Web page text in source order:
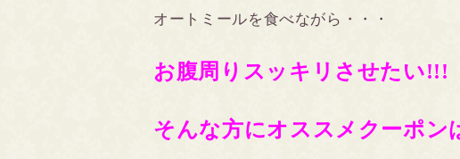
オートミールを食べながら・・・
お腹周りスッキリさせたい!!!
そんな方にオススメクーポン